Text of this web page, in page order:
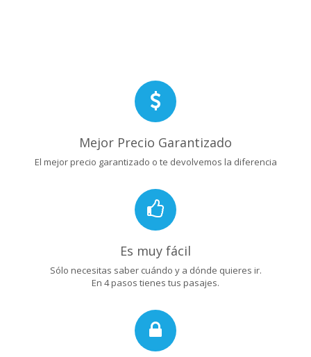
Mejor Precio Garantizado
El mejor precio garantizado o te devolvemos la diferencia
Es muy fácil
Sólo necesitas saber cuándo y a dónde quieres ir.
En 4 pasos tienes tus pasajes.